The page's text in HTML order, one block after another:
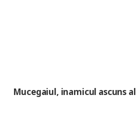
Mucegaiul, inamicul ascuns